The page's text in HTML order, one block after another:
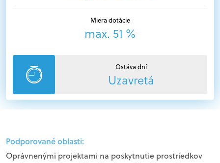
Miera dotácie
max. 51 %
Ostáva dní
Uzavretá
Podporované oblasti:
Oprávnenými projektami na poskytnutie prostriedkov